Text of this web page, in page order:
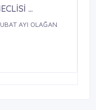
...
AYI OLAĞAN